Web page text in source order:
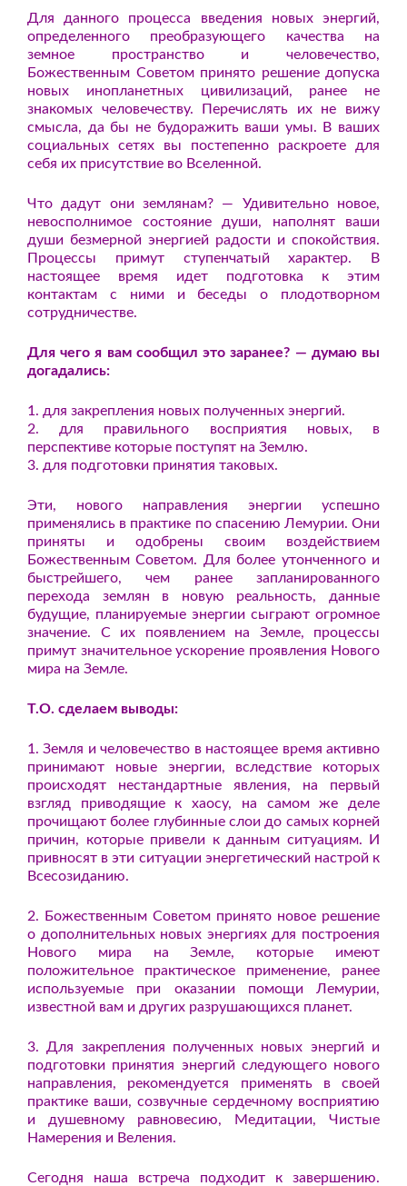
Для данного процесса введения новых энергий,
определенного преобразующего качества на
земное пространство и человечество,
Божественным Советом принято решение допуска
новых инопланетных цивилизаций, ранее не
знакомых человечеству. Перечислять их не вижу
смысла, да бы не будоражить ваши умы. В ваших
социальных сетях вы постепенно раскроете для
себя их присутствие во Вселенной.
Что дадут они землянам? — Удивительно новое,
невосполнимое состояние души, наполнят ваши
души безмерной энергией радости и спокойствия.
Процессы примут ступенчатый характер. В
настоящее время идет подготовка к этим
контактам с ними и беседы о плодотворном
сотрудничестве.
Для чего я вам сообщил это заранее? — думаю вы
догадались:
1. для закрепления новых полученных энергий.
2. для правильного восприятия новых, в
перспективе которые поступят на Землю.
3. для подготовки принятия таковых.
Эти, нового направления энергии успешно
применялись в практике по спасению Лемурии. Они
приняты и одобрены своим воздействием
Божественным Советом. Для более утонченного и
быстрейшего, чем ранее запланированного
перехода землян в новую реальность, данные
будущие, планируемые энергии сыграют огромное
значение. С их появлением на Земле, процессы
примут значительное ускорение проявления Нового
мира на Земле.
Т.О. сделаем выводы:
1. Земля и человечество в настоящее время активно
принимают новые энергии, вследствие которых
происходят нестандартные явления, на первый
взгляд приводящие к хаосу, на самом же деле
прочищают более глубинные слои до самых корней
причин, которые привели к данным ситуациям. И
привносят в эти ситуации энергетический настрой к
Всесозиданию.
2. Божественным Советом принято новое решение
о дополнительных новых энергиях для построения
Нового мира на Земле, которые имеют
положительное практическое применение, ранее
используемые при оказании помощи Лемурии,
известной вам и других разрушающихся планет.
3. Для закрепления полученных новых энергий и
подготовки принятия энергий следующего нового
направления, рекомендуется применять в своей
практике ваши, созвучные сердечному восприятию
и душевному равновесию, Медитации, Чистые
Намерения и Веления.
Сегодня наша встреча подходит к завершению.